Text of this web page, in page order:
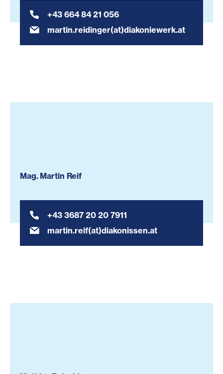
+43 664 84 21 056
martin.reidinger(at)diakoniewerk.at
Mag. Martin Reif
+43 3687 20 20 7911
martin.reif(at)diakonissen.at